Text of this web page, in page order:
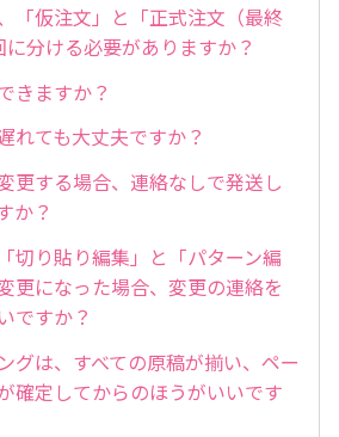
「仮注文」と「正式注文（最終
分ける必要がありますか？
きますか？
れても大丈夫ですか？
更する場合、連絡なしで発送し
か？
切り貼り編集」と「パターン編
更になった場合、変更の連絡を
ですか？
グは、すべての原稿が揃い、ペー
確定してからのほうがいいです